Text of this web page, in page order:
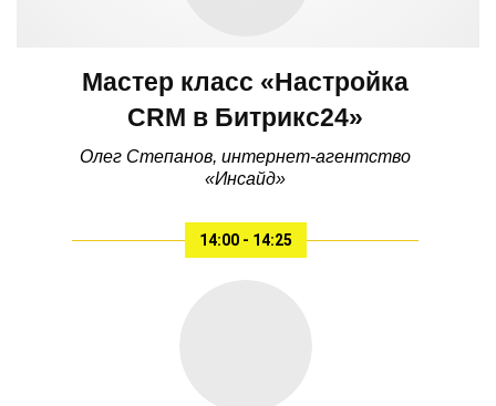
14:00 - 14:25
Мастер класс «Настройка
CRM в Битрикс24»
Олег Степанов, интернет-агентство
«Инсайд»